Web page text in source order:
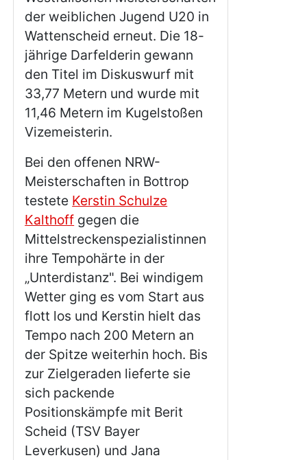
der weiblichen Jugend U20 in
Wattenscheid erneut. Die 18-
jährige Darfelderin gewann
den Titel im Diskuswurf mit
33,77 Metern und wurde mit
11,46 Metern im Kugelstoßen
Vizemeisterin.
Bei den offenen NRW-
Meisterschaften in Bottrop
testete Kerstin Schulze
Kalthoff gegen die
Mittelstreckenspezialistinnen
ihre Tempohärte in der
„Unterdistanz". Bei windigem
Wetter ging es vom Start aus
flott los und Kerstin hielt das
Tempo nach 200 Metern an
der Spitze weiterhin hoch. Bis
zur Zielgeraden lieferte sie
sich packende
Positionskämpfe mit Berit
Scheid (TSV Bayer
Leverkusen) und Jana